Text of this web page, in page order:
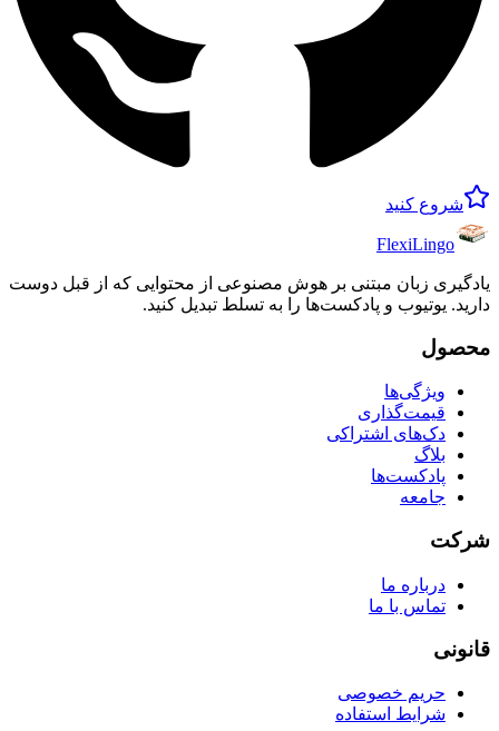
شروع کنید
FlexiLingo
یادگیری زبان مبتنی بر هوش مصنوعی از محتوایی که از قبل دوست
دارید. یوتیوب و پادکست‌ها را به تسلط تبدیل کنید.
محصول
ویژگی‌ها
قیمت‌گذاری
دک‌های اشتراکی
بلاگ
پادکست‌ها
جامعه
شرکت
درباره ما
تماس با ما
قانونی
حریم خصوصی
شرایط استفاده